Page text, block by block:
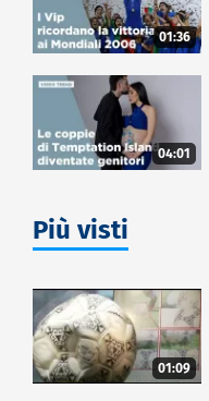
01:36
04:01
Più visti
01:09